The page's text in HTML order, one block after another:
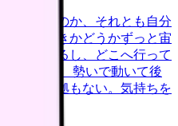
せいなのか、それとも自分
職すべきかどうかずっと宙
気もするし、どこへ行って
りません。 勢いで動いて後
まる根拠もない。気持ちを
…